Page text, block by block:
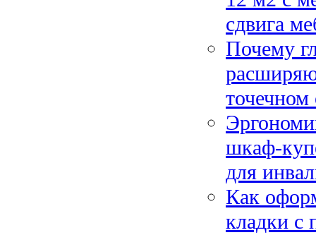
сдвига
Почему
шкаф-
для
Как
кладки с